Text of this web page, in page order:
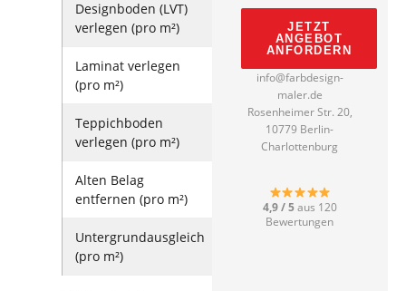
Designboden (LVT)
verlegen (pro m²)
ab 22 €
Laminat verlegen
(pro m²)
ab 16 €
Teppichboden
verlegen (pro m²)
ab 14 €
Alten Belag
entfernen (pro m²)
Untergrundausgleich
(pro m²)
JETZT
ANGEBOT
ANFORDERN
info@farbdesign-
maler.de
Rosenheimer Str. 20,
10779 Berlin-
Charlottenburg
4,9 / 5aus 120
Bewertungen